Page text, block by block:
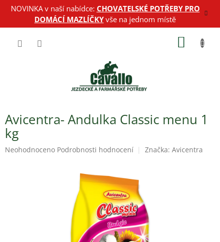
PřejítNOVINKA v naší nabídce: CHOVATELSKÉ POTŘEBY PRO
DOMÁCÍ MAZLÍČKYvše na jednom místě
Avicentra- Andulka Classic menu 1
kg
Průměrné
Neohodnoceno Podrobnosti hodnocení Značka: Avicentra